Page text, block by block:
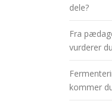
dele?
Fra
vurderer
kommer